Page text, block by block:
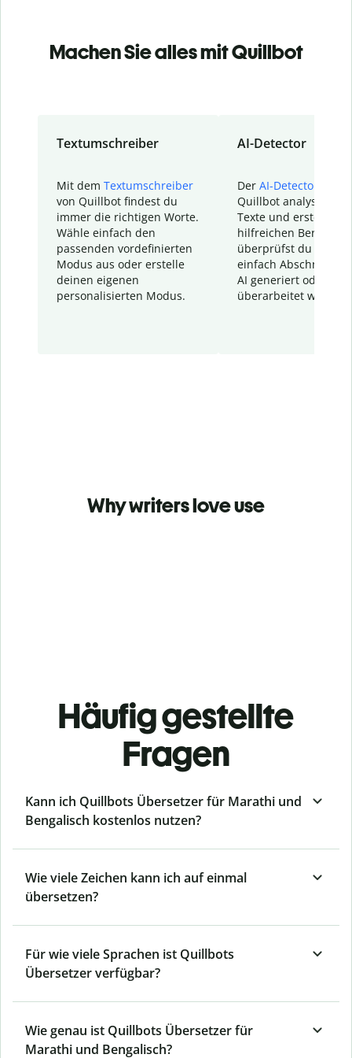
Machen Sie alles mit Quillbot
Textumschreiber
Mit dem Textumschreiber
von Quillbot findest du
immer die richtigen Worte.
Wähle einfach den
passenden vordefinierten
Modus aus oder erstelle
deinen eigenen
personalisierten Modus.
AI-Detector
Der AI-Detector
Quillbot analysiert
Texte und erstellt
hilfreichen Bericht.
überprüfst du
einfach Abschnitte,
AI generiert oder
überarbeitet wurden.
Why writers love use
Häufig gestellte
Fragen
Kann ich Quillbots Übersetzer für Marathi und
Bengalisch kostenlos nutzen?
Wie viele Zeichen kann ich auf einmal
übersetzen?
Für wie viele Sprachen ist Quillbots
Übersetzer verfügbar?
Wie genau ist Quillbots Übersetzer für
Marathi und Bengalisch?